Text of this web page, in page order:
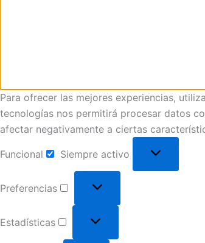
Para ofrecer las mejores experiencias,
tecnologías nos permitirá procesar datos
afectar negativamente a ciertas
Funcional Siempre activo
Preferencias
Estadísticas